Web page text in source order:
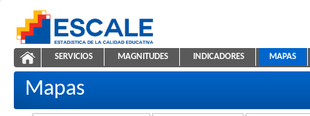
ESCALE - Unidad de Estadística Educativa
Cartografía de la Educación
NAVEGACIÓN
SERVICIOS MAGNITUDES INDICADORES MAPAS
Mapas